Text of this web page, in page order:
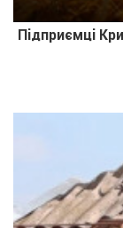
Підприємці